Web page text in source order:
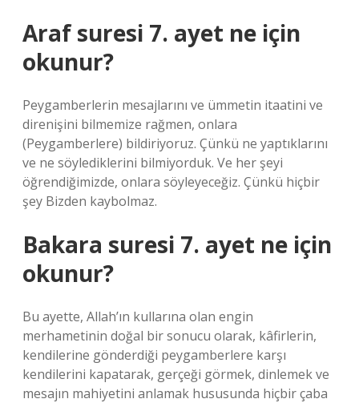
Araf suresi 7. ayet ne için
okunur?
Peygamberlerin mesajlarını ve ümmetin itaatini ve
direnişini bilmemize rağmen, onlara
(Peygamberlere) bildiriyoruz. Çünkü ne yaptıklarını
ve ne söylediklerini bilmiyorduk. Ve her şeyi
öğrendiğimizde, onlara söyleyeceğiz. Çünkü hiçbir
şey Bizden kaybolmaz.
Bakara suresi 7. ayet ne için
okunur?
Bu ayette, Allah’ın kullarına olan engin
merhametinin doğal bir sonucu olarak, kâfirlerin,
kendilerine gönderdiği peygamberlere karşı
kendilerini kapatarak, gerçeği görmek, dinlemek ve
mesajın mahiyetini anlamak hususunda hiçbir çaba